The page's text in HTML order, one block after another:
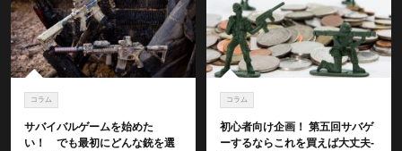
コラム
サバイバルゲームを始めた
い！ でも最初にどんな銃を選
コラム
初心者向け企画！ 第五回サバゲ
ーするならこれを買えば大丈夫-